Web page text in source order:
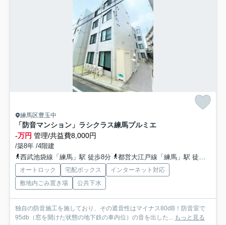
練馬区豊玉中
「防音マンション」ラシクラス練馬プルミエ
-万円 管理/共益費8,000円
/築8年 /4階建
西武池袋線「練馬」駅 徒歩8分
都営大江戸線「練馬」駅 徒歩8分
オートロック 宅配ボックス
インターネット対応
敷地内ごみ置き場
公共下水
独自の防音施工を施しており、その遮音性はマイナス80dB！防音室で
95db（窓を開けた状態の地下鉄の車内位）の音を出した... もっと見る